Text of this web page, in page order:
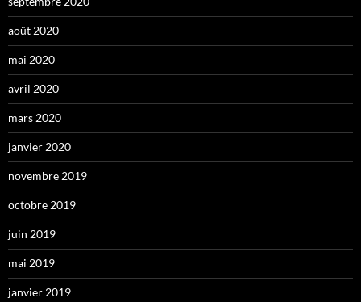
août 2020
mai 2020
avril 2020
mars 2020
janvier 2020
novembre 2019
octobre 2019
juin 2019
mai 2019
janvier 2019